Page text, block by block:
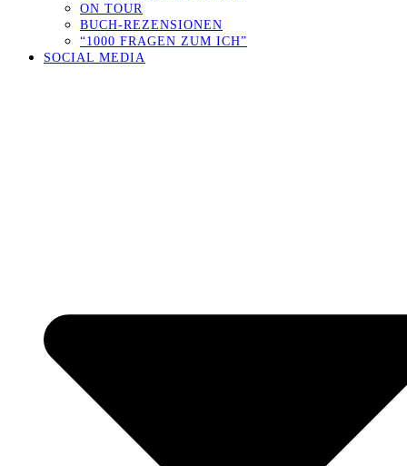
ON TOUR
BUCH-REZENSIONEN
“1000 FRAGEN ZUM ICH”
SOCIAL MEDIA